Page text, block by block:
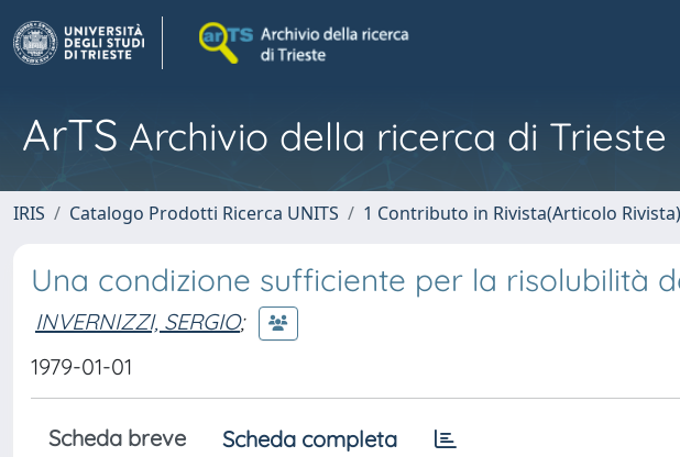
ArTS Archivio della ricerca di Trieste
IRIS Catalogo Prodotti Ricerca UNITS 1 Contributo in Rivista(Articolo Rivista)
Una condizione sufficiente per la risolubilità
INVERNIZZI, SERGIO;
1979-01-01
Scheda breve Scheda completa